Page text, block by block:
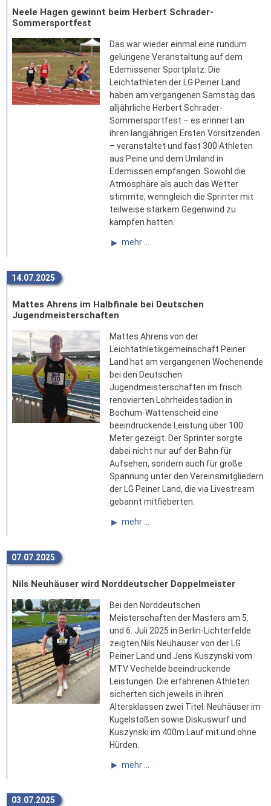
Neele Hagen gewinnt beim Herbert Schrader-
Sommersportfest
Das war wieder einmal eine rundum
gelungene Veranstaltung auf dem
Edemissener Sportplatz: Die
Leichtathleten der LG Peiner Land
haben am vergangenen Samstag das
alljährliche Herbert Schrader-
Sommersportfest – es erinnert an
ihren langjährigen Ersten Vorsitzenden
– veranstaltet und fast 300 Athleten
aus Peine und dem Umland in
Edemissen empfangen. Sowohl die
Atmosphäre als auch das Wetter
stimmte, wenngleich die Sprinter mit
teilweise starkem Gegenwind zu
kämpfen hatten.
mehr ...
14.07.2025
Mattes Ahrens im Halbfinale bei Deutschen
Jugendmeisterschaften
Mattes Ahrens von der
Leichtathletikgemeinschaft Peiner
Land hat am vergangenen Wochenende
bei den Deutschen
Jugendmeisterschaften im frisch
renovierten Lohrheidestadion in
Bochum-Wattenscheid eine
beeindruckende Leistung über 100
Meter gezeigt. Der Sprinter sorgte
dabei nicht nur auf der Bahn für
Aufsehen, sondern auch für große
Spannung unter den Vereinsmitgliedern
der LG Peiner Land, die via Livestream
gebannt mitfieberten.
mehr ...
07.07.2025
Nils Neuhäuser wird Norddeutscher Doppelmeister
Bei den Norddeutschen
Meisterschaften der Masters am 5.
und 6. Juli 2025 in Berlin-Lichterfelde
zeigten Nils Neuhäuser von der LG
Peiner Land und Jens Kuszynski vom
MTV Vechelde beeindruckende
Leistungen. Die erfahrenen Athleten
sicherten sich jeweils in ihren
Altersklassen zwei Titel: Neuhäuser im
Kugelstoßen sowie Diskuswurf und
Kuszynski im 400m Lauf mit und ohne
Hürden.
mehr ...
03.07.2025